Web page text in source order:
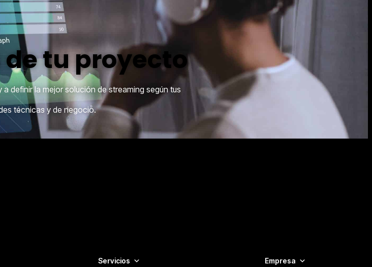
tu proyecto
definir la mejor solución de streaming según tus
técnicas y de negocio.
Servicios Empresa